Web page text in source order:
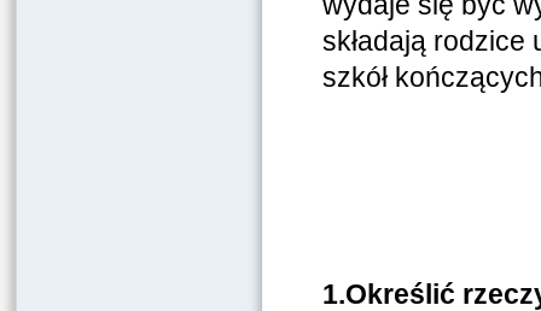
składają rodzice
szkół
1.Określić